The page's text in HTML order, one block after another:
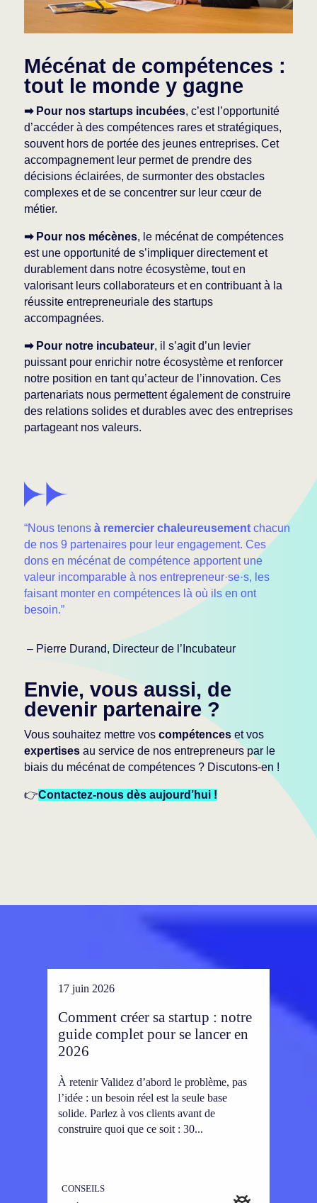
Mécénat de compétences :
tout le monde y gagne
➡ Pour nos startups incubées, c’est l’opportunité
d’accéder à des compétences rares et stratégiques,
souvent hors de portée des jeunes entreprises. Cet
accompagnement leur permet de prendre des
décisions éclairées, de surmonter des obstacles
complexes et de se concentrer sur leur cœur de
métier.
➡ Pour nos mécènes, le mécénat de compétences
est une opportunité de s’impliquer directement et
durablement dans notre écosystème, tout en
valorisant leurs collaborateurs et en contribuant à la
réussite entrepreneuriale des startups
accompagnées.
➡ Pour notre incubateur, il s’agit d’un levier
puissant pour enrichir notre écosystème et renforcer
notre position en tant qu’acteur de l’innovation. Ces
partenariats nous permettent également de construire
des relations solides et durables avec des entreprises
partageant nos valeurs.
“Nous tenons à remercier chaleureusementchacun
de nos 9 partenaires pour leur engagement. Ces
dons en mécénat de compétence apportent une
valeur incomparable à nos entrepreneur·se·s, les
faisant monter en compétences là où ils en ont
besoin.”
– Pierre Durand, Directeur de l’Incubateur
Envie, vous aussi, de
devenir partenaire ?
Vous souhaitez mettre vos compétenceset vos
expertisesau service de nos entrepreneurs par le
biais du mécénat de compétences ? Discutons-en !
👉Contactez-nous dès aujourd’hui!
17 juin 2026
Comment créer sa startup : notre
guide complet pour se lancer en
2026
À retenir Validez d’abord le problème, pas
l’idée : un besoin réel est la seule base
solide. Parlez à vos clients avant de
construire quoi que ce soit : 30...
CONSEILS